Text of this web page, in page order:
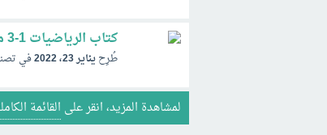
كتاب الرياضيات 1-3 مسارات pdf 1446 الفصل الثالث ف3
طُرِحيناير 23، 2022 في
لمشاهدة المزيد، انقر على القائمة